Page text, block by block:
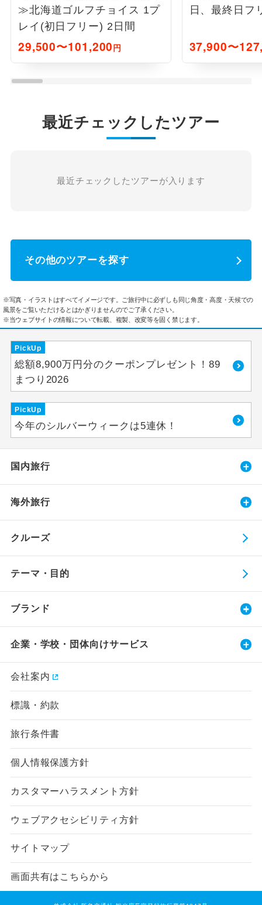
≫北海道ゴルフチョイス 1プ
レイ(初日フリー) 2日間
29,500〜101,200円
日、最終日フ
37,900〜
最近チェックしたツアー
最近チェックしたツアーが入ります
その他のツアーを探す
※写真・イラストはすべてイメージです。ご旅行中に必ずしも同じ角度・高度・天候での
風景をご覧いただけるとはかぎりませんのでご了承ください。
※当ウェブサイトの情報について転載、複製、改変等を固く禁じます。
PickUp
総額8,900万円分のクーポンプレゼント！89
まつり2026
PickUp
今年のシルバーウィークは5連休！
国内旅行
海外旅行
クルーズ
テーマ・目的
ブランド
企業・学校・団体向けサービス
会社案内
標識・約款
旅行条件書
個人情報保護方針
カスタマーハラスメント方針
ウェブアクセシビリティ方針
サイトマップ
画面共有はこちらから